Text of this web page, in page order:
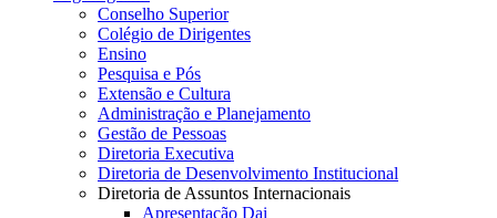
Conselho Superior
Colégio de Dirigentes
Ensino
Pesquisa e Pós
Extensão e Cultura
Administração e Planejamento
Gestão de Pessoas
Diretoria Executiva
Diretoria de Desenvolvimento Institucional
Diretoria de Assuntos Internacionais
Apresentação Dai